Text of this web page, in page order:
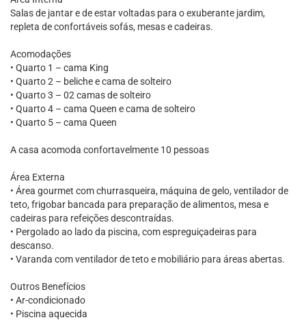
Salas de jantar e de estar voltadas para o exuberante jardim,
repleta de confortáveis sofás, mesas e cadeiras.
Acomodações
• Quarto 1 – cama King
• Quarto 2 – beliche e cama de solteiro
• Quarto 3 – 02 camas de solteiro
• Quarto 4 – cama Queen e cama de solteiro
• Quarto 5 – cama Queen
A casa acomoda confortavelmente 10 pessoas
Área Externa
• Área gourmet com churrasqueira, máquina de gelo, ventilador de
teto, frigobar bancada para preparação de alimentos, mesa e
cadeiras para refeições descontraídas.
• Pergolado ao lado da piscina, com espreguiçadeiras para
descanso.
• Varanda com ventilador de teto e mobiliário para áreas abertas.
Outros Benefícios
• Ar-condicionado
• Piscina aquecida